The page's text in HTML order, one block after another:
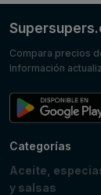
Compara precios
Información
Categorías
Aceite,
y salsas